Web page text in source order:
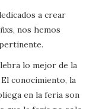
a crear
nos hemos
lo mejor de la
conocimiento, la
en la feria son